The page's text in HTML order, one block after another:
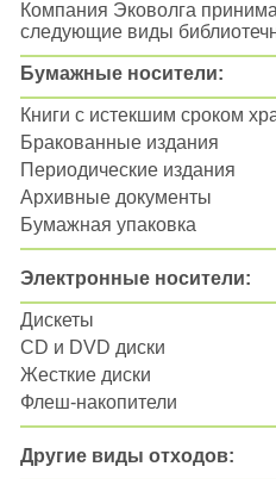
Компания Эковолга
следующие виды
Бумажные носители:
Книги с истекшим сроком
Бракованные издания
Периодические издания
Архивные документы
Бумажная упаковка
Электронные носители:
Дискеты
CD и DVD диски
Жесткие диски
Флеш-накопители
Другие виды отходов: